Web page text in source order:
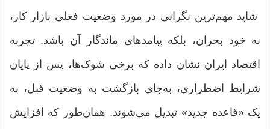
شاید مهم‌ترین نگرانی در مورد وضعیت فعلی بازار کار،
نه خود بحران، بلکه پیامد‌های ماندگار آن باشد. تجربه
اقتصاد ایران نشان داده که برخی شوک‌ها، پس از پایان
شرایط اضطراری، به‌جای بازگشت به وضعیت قبل، به
یک «قاعده جدید» تبدیل می‌شوند. همان‌طور که افزایش